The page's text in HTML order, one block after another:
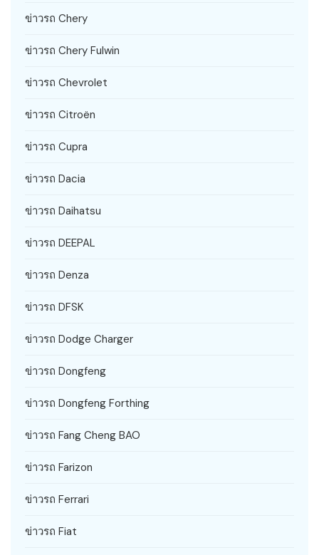
ข่าวรถ Chery
ข่าวรถ Chery Fulwin
ข่าวรถ Chevrolet
ข่าวรถ Citroën
ข่าวรถ Cupra
ข่าวรถ Dacia
ข่าวรถ Daihatsu
ข่าวรถ DEEPAL
ข่าวรถ Denza
ข่าวรถ DFSK
ข่าวรถ Dodge Charger
ข่าวรถ Dongfeng
ข่าวรถ Dongfeng Forthing
ข่าวรถ Fang Cheng BAO
ข่าวรถ Farizon
ข่าวรถ Ferrari
ข่าวรถ Fiat